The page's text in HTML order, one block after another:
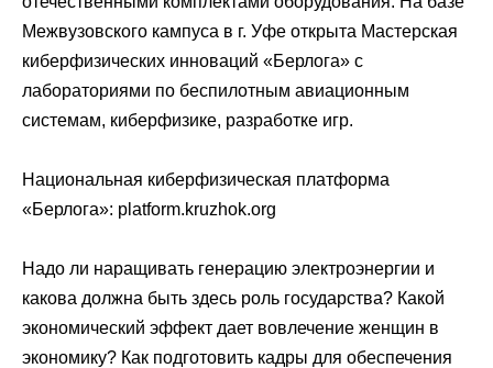
Межвузовского кампуса в г. Уфе открыта Мастерская
киберфизических инноваций «Берлога» с
лабораториями по беспилотным авиационным
системам, киберфизике, разработке игр.
Национальная киберфизическая платформа
«Берлога»: platform.kruzhok.org
Надо ли наращивать генерацию электроэнергии и
какова должна быть здесь роль государства? Какой
экономический эффект дает вовлечение женщин в
экономику? Как подготовить кадры для обеспечения